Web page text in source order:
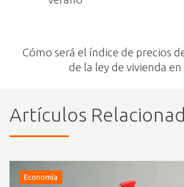
Cómo será el índice de precios
de la ley de vivienda
Artículos
Economía